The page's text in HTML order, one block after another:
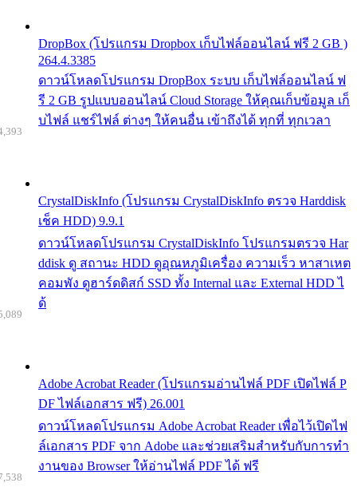
DropBox (โปรแกรม Dropbox เก็บไฟล์ออนไลน์ ฟรี 2 GB )
264.4.3385
ดาวน์โหลดโปรแกรม DropBox ระบบ เก็บไฟล์ออนไลน์ ฟ
รี 2 GB รูปแบบออนไลน์ Cloud Storage ให้คุณเก็บข้อมูล เก็
บไฟล์ แชร์ไฟล์ ต่างๆ ให้คนอื่น เข้าถึงได้ ทุกที่ ทุกเวลา
CrystalDiskInfo (โปรแกรม CrystalDiskInfo ตรวจ Harddisk
เช็ค HDD) 9.9.1
ดาวน์โหลดโปรแกรม CrystalDiskInfo โปรแกรมตรวจ Har
ddisk ดู สถานะ HDD ดูอุณหภูมิเครื่อง ความเร็ว หาสาเหต
คอมพัง ดูฮาร์ดดิสก์ SSD ทั้ง Internal และ External HDD ไ
ด้
Adobe Acrobat Reader (โปรแกรมอ่านไฟล์ PDF เปิดไฟล์ P
DF ไฟล์เอกสาร ฟรี) 26.001
ดาวน์โหลดโปรแกรม Adobe Acrobat Reader เพื่อไว้เปิดไฟ
ล์เอกสาร PDF จาก Adobe และช่วยเสริมสำหรับกับการทำ
งานของ Browser ให้อ่านไฟล์ PDF ได้ ฟรี